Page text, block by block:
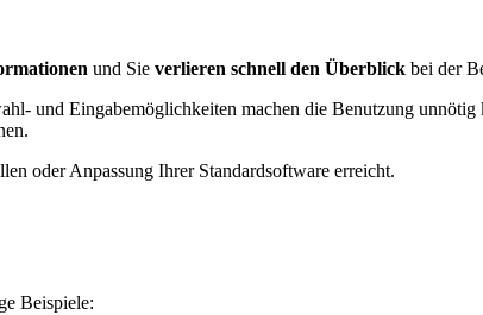
und Sie verlieren schnell den Überblick bei der
und Eingabemöglichkeiten machen die Benutzung
oder Anpassung Ihrer Standardsoftware erreicht.
Beispiele: